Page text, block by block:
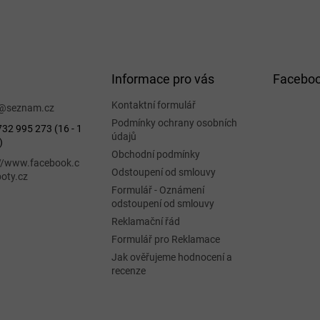
seznam.cz
995 273 (16 - 1
www.facebook.c
Informace pro vás
Kontaktní formulář
Podmínky ochrany osobních
údajů
Obchodní podmínky
Odstoupení od smlouvy
Formulář - Oznámení
odstoupení od smlouvy
Reklamační řád
Formulář pro Reklamace
Jak ověřujeme hodnocení a
recenze